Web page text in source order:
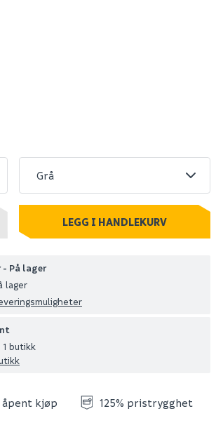
LEGG I HANDLEKURV
På lager
lager
1 butikk
åpent kjøp 125% pristrygghet